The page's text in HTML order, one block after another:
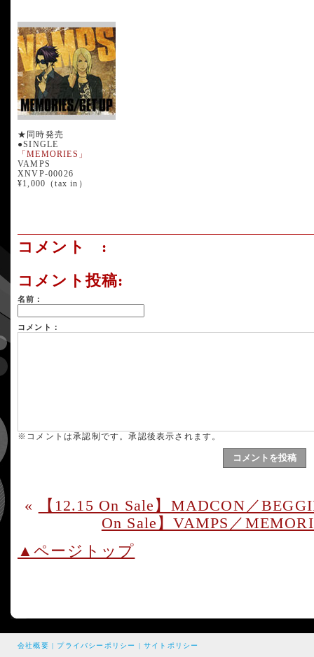
★同時発売
●SINGLE
「MEMORIES」
VAMPS
XNVP-00026
¥1,000（tax in）
コメント :
コメント投稿:
名前：
コメント：
※コメントは承認制です。承認後表示されます。
«
【12.15 On Sale】MADCON／
On Sale】VAMPS／
▲ページトップ
会社概要 | プライバシーポリシー |サイトポリシー